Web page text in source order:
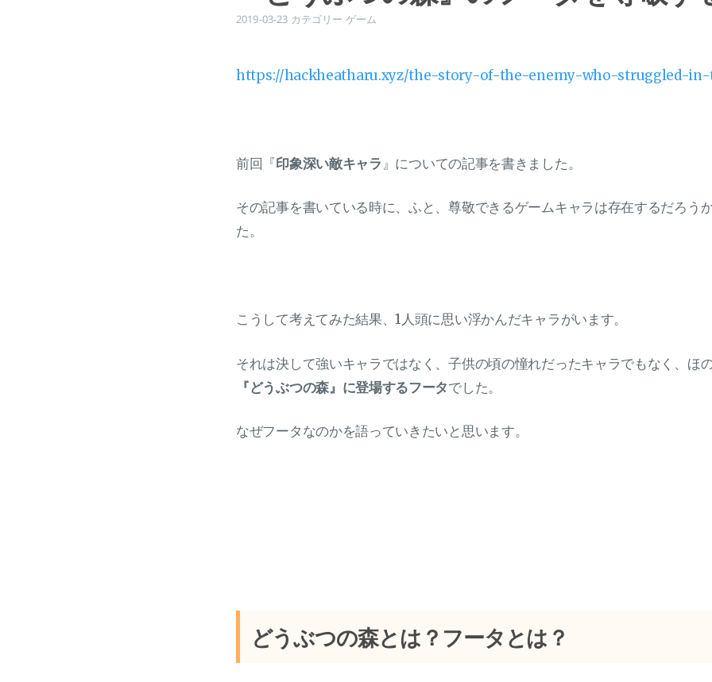
2019-03-23 カテゴリー ゲーム
https://hackheatharu.xyz/the-story-of-the-enemy-who-struggled-
前回『印象深い敵キャラ』についての記事を書きました。
その記事を書いている時に、ふと、尊敬できるゲームキャラは存在するだろう
た。
こうして考えてみた結果、1人頭に思い浮かんだキャラがいます。
それは決して強いキャラではなく、子供の頃の憧れだったキャラでもなく、ほ
『どうぶつの森』に登場するフータでした。
なぜフータなのかを語っていきたいと思います。
どうぶつの森とは？フータとは？